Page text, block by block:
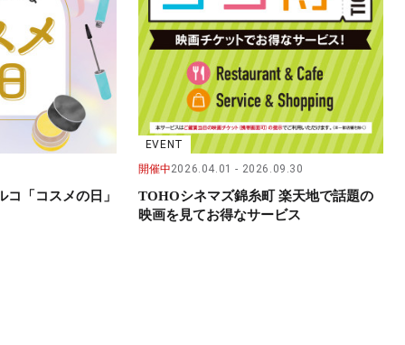
「コスメの日」
EVENT
開催中2026.04.01 2026.09.30
TOHOシネマズ錦糸町 楽天地で話題の
映画を見てお得なサービス